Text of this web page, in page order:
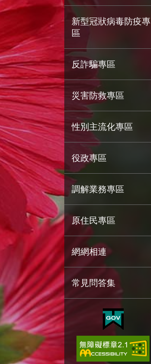
新型冠狀病毒防疫專
區
反詐騙專區
災害防救專區
性別主流化專區
役政專區
調解業務專區
原住民專區
網網相連
常見問答集